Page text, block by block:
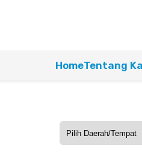
HomeTentang